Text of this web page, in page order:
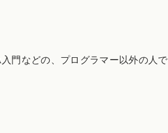
門などの、プログラマー以外の人で